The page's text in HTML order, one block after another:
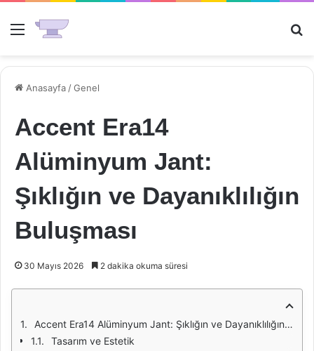
Menü
Anasayfa /Genel
Accent Era14
Alüminyum Jant:
Şıklığın ve Dayanıklılığın
Buluşması
30 Mayıs 2026 2 dakika okuma süresi
Accent Era14 Alüminyum Jant: Şıklığın ve Dayanıklılığın Buluşması
Tasarım ve Estetik